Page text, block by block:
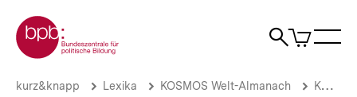
zum
Seiteninhalt
springen
Zur Startseite der bpb
Suche
Artikel
im
KimBrotkrümelnavigation
Pfadnavigation
kurz&knapp Lexika KOSMOS Welt-Almanach KOSMOS Welt- Almanach - Biografien